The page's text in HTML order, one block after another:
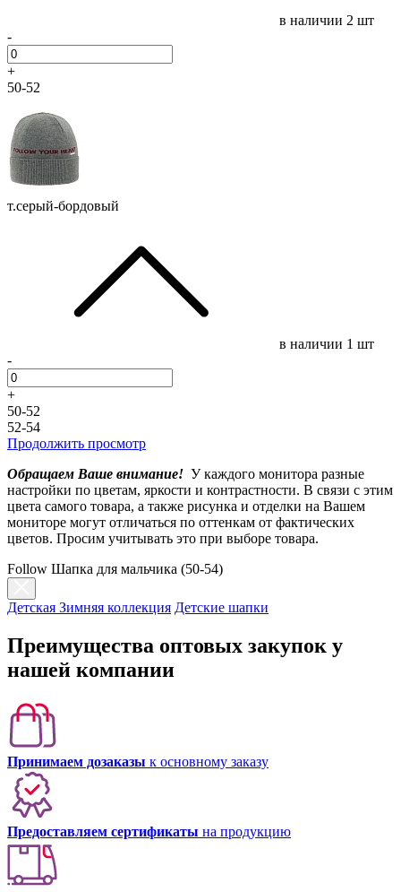
в наличии 2 шт
-
+
50-52
т.серый-бордовый
в наличии 1 шт
-
+
50-52
52-54
Продолжить просмотр
Обращаем Ваше внимание! У каждого монитора разные
настройки по цветам, яркости и контрастности. В связи с этим
цвета самого товара, а также рисунка и отделки на Вашем
мониторе могут отличаться по оттенкам от фактических
цветов. Просим учитывать это при выборе товара.
Follow Шапка для мальчика (50-54)
Детская Зимняя коллекция Детские шапки
Преимущества оптовых закупок у
нашей компании
Принимаем дозаказы к основному заказу
Предоставляем сертификаты на продукцию